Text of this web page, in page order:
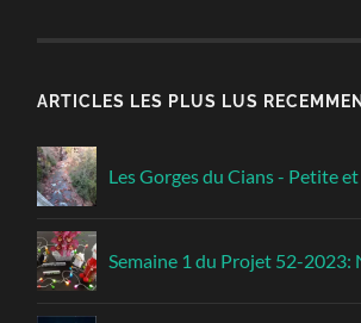
ARTICLES LES PLUS LUS
Les Gorges du Cians - Petite
Semaine 1 du Projet 52-2023: